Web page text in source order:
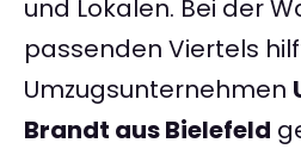
und Lokalen. Bei der
passenden Viertels
Umzugsunternehmen
Brandt aus Bielefeld